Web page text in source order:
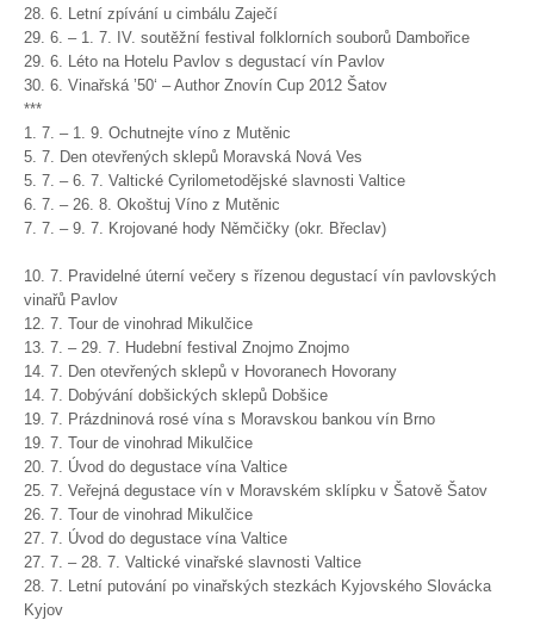
28. 6. Letní zpívání u cimbálu Zaječí
29. 6. – 1. 7. IV. soutěžní festival folklorních souborů Dambořice
29. 6. Léto na Hotelu Pavlov s degustací vín Pavlov
30. 6. Vinařská ’50‘ – Author Znovín Cup 2012 Šatov
***
1. 7. – 1. 9. Ochutnejte víno z Mutěnic
5. 7. Den otevřených sklepů Moravská Nová Ves
5. 7. – 6. 7. Valtické Cyrilometodějské slavnosti Valtice
6. 7. – 26. 8. Okoštuj Víno z Mutěnic
7. 7. – 9. 7. Krojované hody Němčičky (okr. Břeclav)
10. 7. Pravidelné úterní večery s řízenou degustací vín pavlovských
vinařů Pavlov
12. 7. Tour de vinohrad Mikulčice
13. 7. – 29. 7. Hudební festival Znojmo Znojmo
14. 7. Den otevřených sklepů v Hovoranech Hovorany
14. 7. Dobývání dobšických sklepů Dobšice
19. 7. Prázdninová rosé vína s Moravskou bankou vín Brno
19. 7. Tour de vinohrad Mikulčice
20. 7. Úvod do degustace vína Valtice
25. 7. Veřejná degustace vín v Moravském sklípku v Šatově Šatov
26. 7. Tour de vinohrad Mikulčice
27. 7. Úvod do degustace vína Valtice
27. 7. – 28. 7. Valtické vinařské slavnosti Valtice
28. 7. Letní putování po vinařských stezkách Kyjovského Slovácka
Kyjov